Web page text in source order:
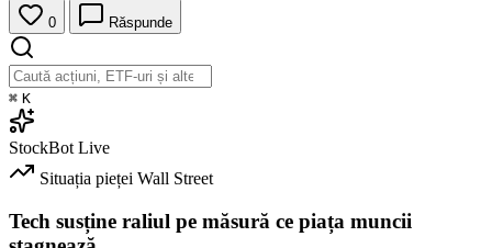
0 Răspunde
⌘ K
StockBot Live
Situația pieței Wall Street
Tech susține raliul pe măsură ce piața muncii